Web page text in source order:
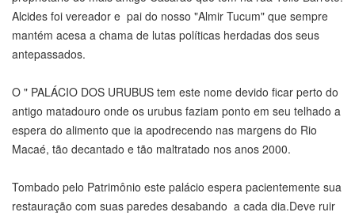
Alcides foi vereador e pai do nosso "Almir Tucum" que sempre
mantém acesa a chama de lutas políticas herdadas dos seus
antepassados.
O " PALÁCIO DOS URUBUS tem este nome devido ficar perto do
antigo matadouro onde os urubus faziam ponto em seu telhado a
espera do alimento que ia apodrecendo nas margens do Rio
Macaé, tão decantado e tão maltratado nos anos 2000.
Tombado pelo Patrimônio este palácio espera pacientemente sua
restauração com suas paredes desabando a cada dia.Deve ruir